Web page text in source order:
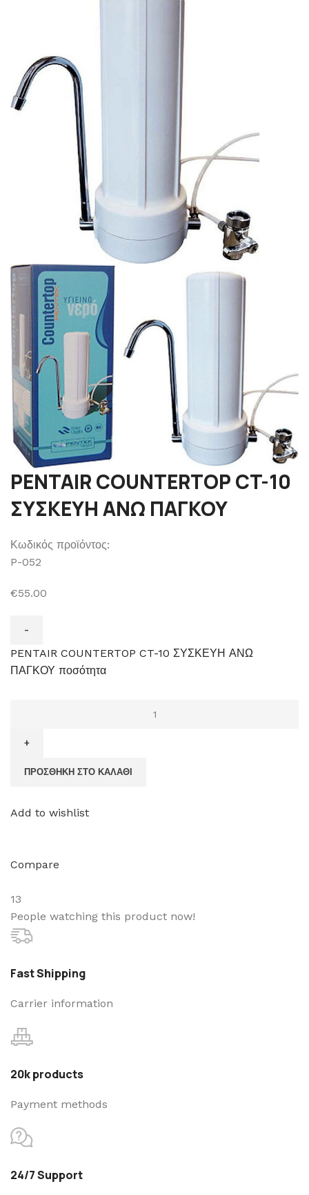
PENTAIR COUNTERTOP CT-10
ΣΥΣΚΕΥΗ ΑΝΩ ΠΑΓΚΟΥ
Κωδικός προϊόντος:
P-052
€55.00
PENTAIR COUNTERTOP CT-10 ΣΥΣΚΕΥΗ ΑΝΩ
ΠΑΓΚΟΥ ποσότητα
ΠΡΟΣΘΉΚΗ ΣΤΟ ΚΑΛΆΘΙ
Add to wishlist
Compare
13
People watching this product now!
Fast Shipping
Carrier information
20k products
Payment methods
24/7 Support